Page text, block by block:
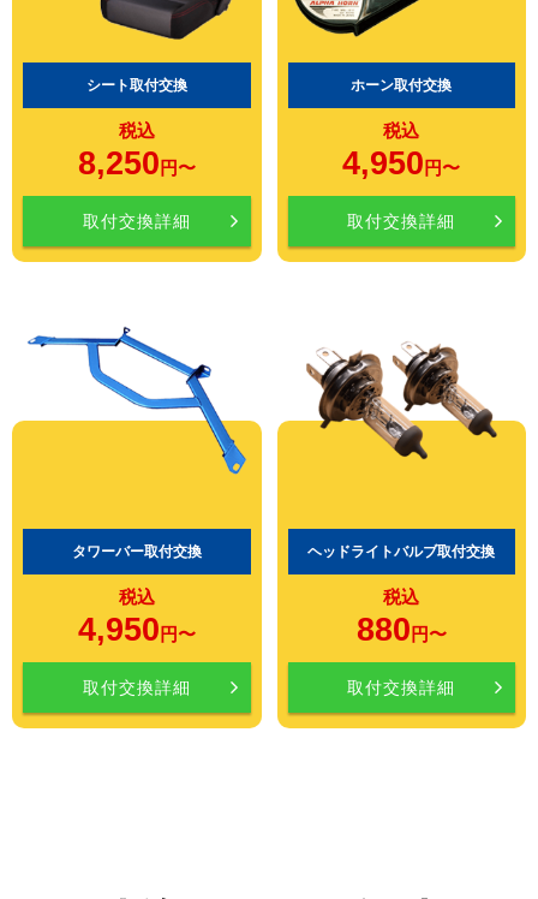
シート取付交換
税込
8,250 円〜
取付交換詳細
ホーン取付交換
税込
4,950 円〜
取付交換詳細
タワーバー取付交換
税込
4,950 円〜
取付交換詳細
ヘッドライトバルブ取付交換
税込
880 円〜
取付交換詳細